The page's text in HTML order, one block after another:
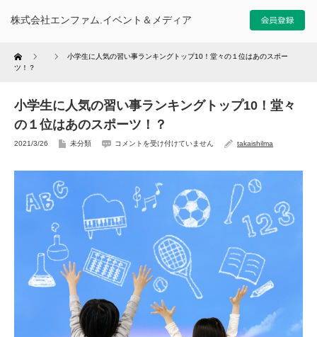
株式会社エンファム.イベント＆メディア
Home
小学生に人気の習い事ランキングトップ10！堂々の１位はあのスポー
ツ！？
小学生に人気の習い事ランキングトップ10！堂々
の１位はあのスポーツ！？
2021/3/26 未分類 コメントを受け付けていません takaishilma